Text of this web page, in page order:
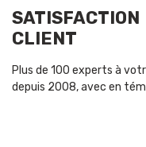
SATISFACTION
CLIENT
Plus de 100 experts à
depuis 2008, avec en